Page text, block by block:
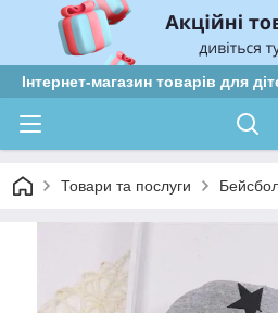
Інтернет-магазин товарів для
Товари та послуги